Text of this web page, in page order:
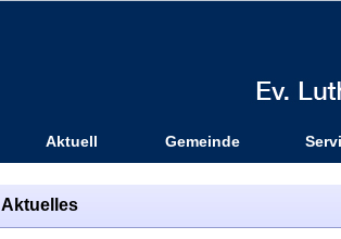
Aktuell Gemeinde
Aktuelles